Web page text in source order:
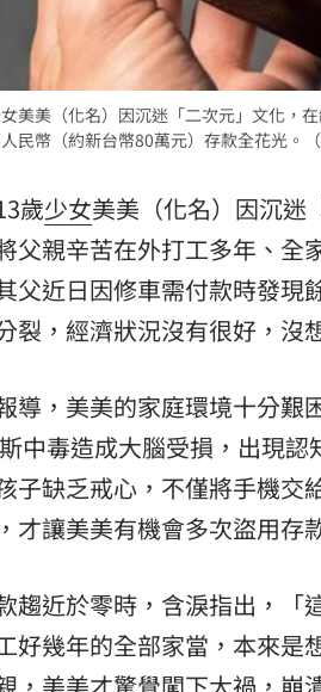
頭獎超「爸」氣 12:00
論壇9/12登場！ 10:30
7s掀足球熱潮 10:00
吃美食！ 18:15
美美（化名）因沉迷「二次元」文化，
民幣（約新台幣80萬元）存款全花光。
歲少女美美（化名）因沉迷
父親辛苦在外打工多年、全
父近日因修車需付款時發
裂，經濟狀況沒有很好，沒
導，美美的家庭環境十分艱
中毒造成大腦受損，出現
子缺乏戒心，不僅將手機交
才讓美美有機會多次盜用存
趨近於零時，含淚指出，「
好幾年的全部家當，本來是
，美美才驚覺闖下大禍，